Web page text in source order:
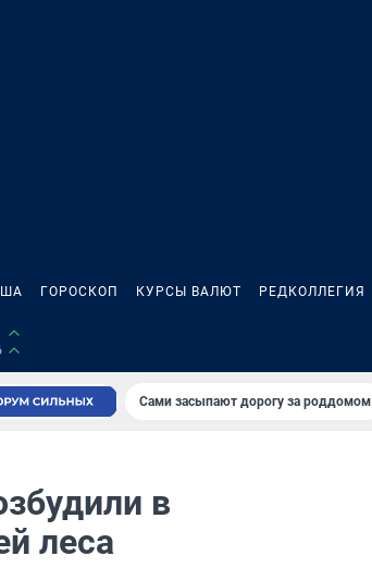
ГОРОСКОП КУРСЫ ВАЛЮТ РЕДКОЛЛЕГИЯ
Сами засыпают дорогу за роддомом
в
леса